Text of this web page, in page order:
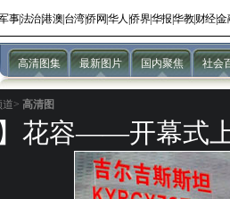
事|法治|港澳 台湾|侨网 华人 侨界|华报华教|财经|金
高清图集 最新图片 国内聚焦 社会
道> 高清图
】花容——开幕式